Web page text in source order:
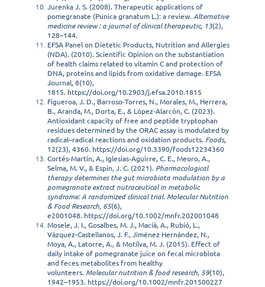
Jurenka J. S. (2008). Therapeutic applications of
pomegranate (Punica granatum L.): a review. Alternative
medicine review : a journal of clinical therapeutic, 13(2),
128–144.
EFSA Panel on Dietetic Products, Nutrition and Allergies
(NDA). (2010). Scientific Opinion on the substantiation
of health claims related to vitamin C and protection of
DNA, proteins and lipids from oxidative damage. EFSA
Journal, 8(10),
1815. https://doi.org/10.2903/j.efsa.2010.1815
Figueroa, J. D., Barroso‑Torres, N., Morales, M., Herrera,
B., Aranda, M., Dorta, E., & López‑Alarcón, C. (2023).
Antioxidant capacity of free and peptide tryptophan
residues determined by the ORAC assay is modulated by
radical–radical reactions and oxidation products. Foods,
12(23), 4360. https://doi.org/10.3390/foods12234360
Cortés-Martín, A., Iglesias‑Aguirre, C. E., Meoro, A.,
Selma, M. V., & Espín, J. C. (2021). Pharmacological
therapy determines the gut microbiota modulation by a
pomegranate extract nutraceutical in metabolic
syndrome: A randomized clinical trial. Molecular Nutrition
& Food Research, 65(6),
e2001048. https://doi.org/10.1002/mnfr.202001048
Mosele, J. I., Gosalbes, M. J., Macià, A., Rubió, L.,
Vázquez-Castellanos, J. F., Jiménez Hernández, N.,
Moya, A., Latorre, A., & Motilva, M. J. (2015). Effect of
daily intake of pomegranate juice on fecal microbiota
and feces metabolites from healthy
volunteers. Molecular nutrition & food research, 59(10),
1942–1953. https://doi.org/10.1002/mnfr.201500227